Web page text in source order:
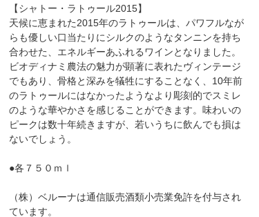
【シャトー・ラトゥール2015】
天候に恵まれた2015年のラトゥールは、パワフルなが
らも優しい口当たりにシルクのようなタンニンを持ち
合わせた、エネルギーあふれるワインとなりました。
ビオディナミ農法の魅力が顕著に表れたヴィンテージ
でもあり、骨格と深みを犠牲にすることなく、10年前
のラトゥールにはなかったようなより彫刻的でスミレ
のような華やかさを感じることができます。味わいの
ピークは数十年続きますが、若いうちに飲んでも損は
ないでしょう。
●各７５０ｍｌ
（株）ベルーナは通信販売酒類小売業免許を付与され
ています。